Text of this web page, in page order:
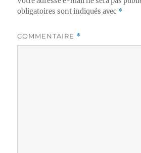
obligatoires sont indiqués avec *
COMMENTAIRE *